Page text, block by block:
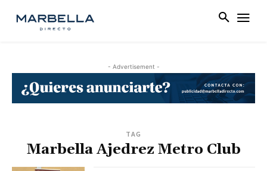
- Advertisement -
TAG
Marbella Ajedrez Metro Club